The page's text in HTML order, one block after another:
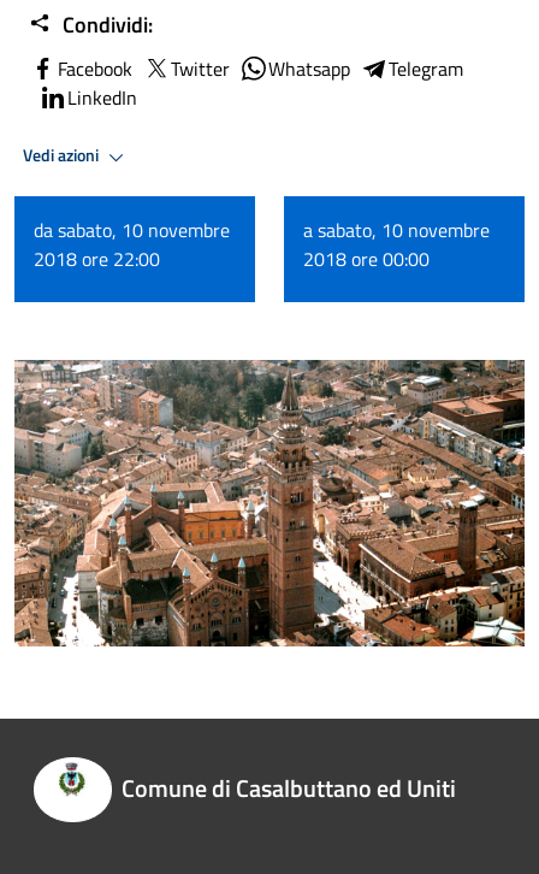
Condividi:
Facebook Twitter Whatsapp
Telegram
LinkedIn
Vedi azioni
da sabato, 10 novembre
2018 ore 22:00
a sabato, 10 novembre
2018 ore 00:00
Comune di Casalbuttano ed Uniti